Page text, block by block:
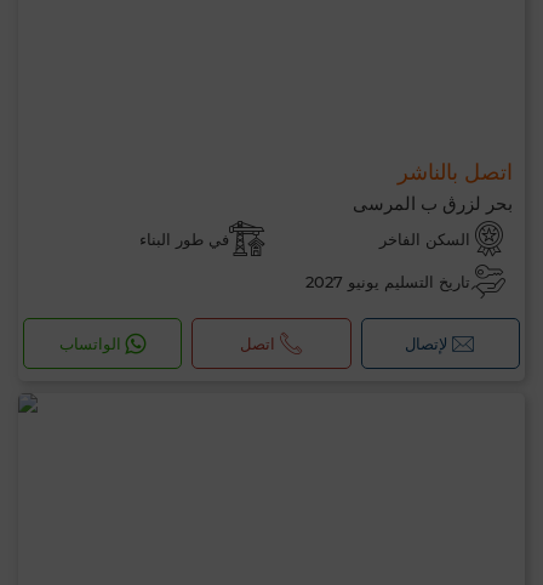
اتصل بالناشر
بحر لزرڨ ب المرسى
السكن الفاخر في طور البناء
تاريخ التسليم يونيو 2027
لإتصال اتصل الواتساب